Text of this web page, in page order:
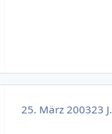
25. März 200323 J.